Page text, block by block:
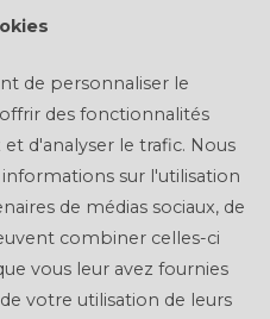
de personnaliser le
des fonctionnalités
et d'analyser le trafic. Nous
sur l'utilisation
de médias sociaux, de
combiner celles-ci
vous leur avez fournies
votre utilisation de leurs